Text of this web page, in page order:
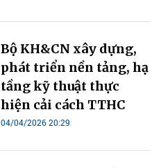
Bộ KH&CN xây dựng,
phát triển nền tảng, hạ
tầng kỹ thuật thực
hiện cải cách TTHC
04/04/2026 20:29